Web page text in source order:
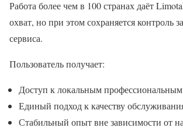
Работа более чем в 100 странах даёт
охват, но при этом сохраняется контроль
сервиса.
Пользователь получает:
Доступ к локальным
Единый подход к качеству
Стабильный опыт вне зависимости от